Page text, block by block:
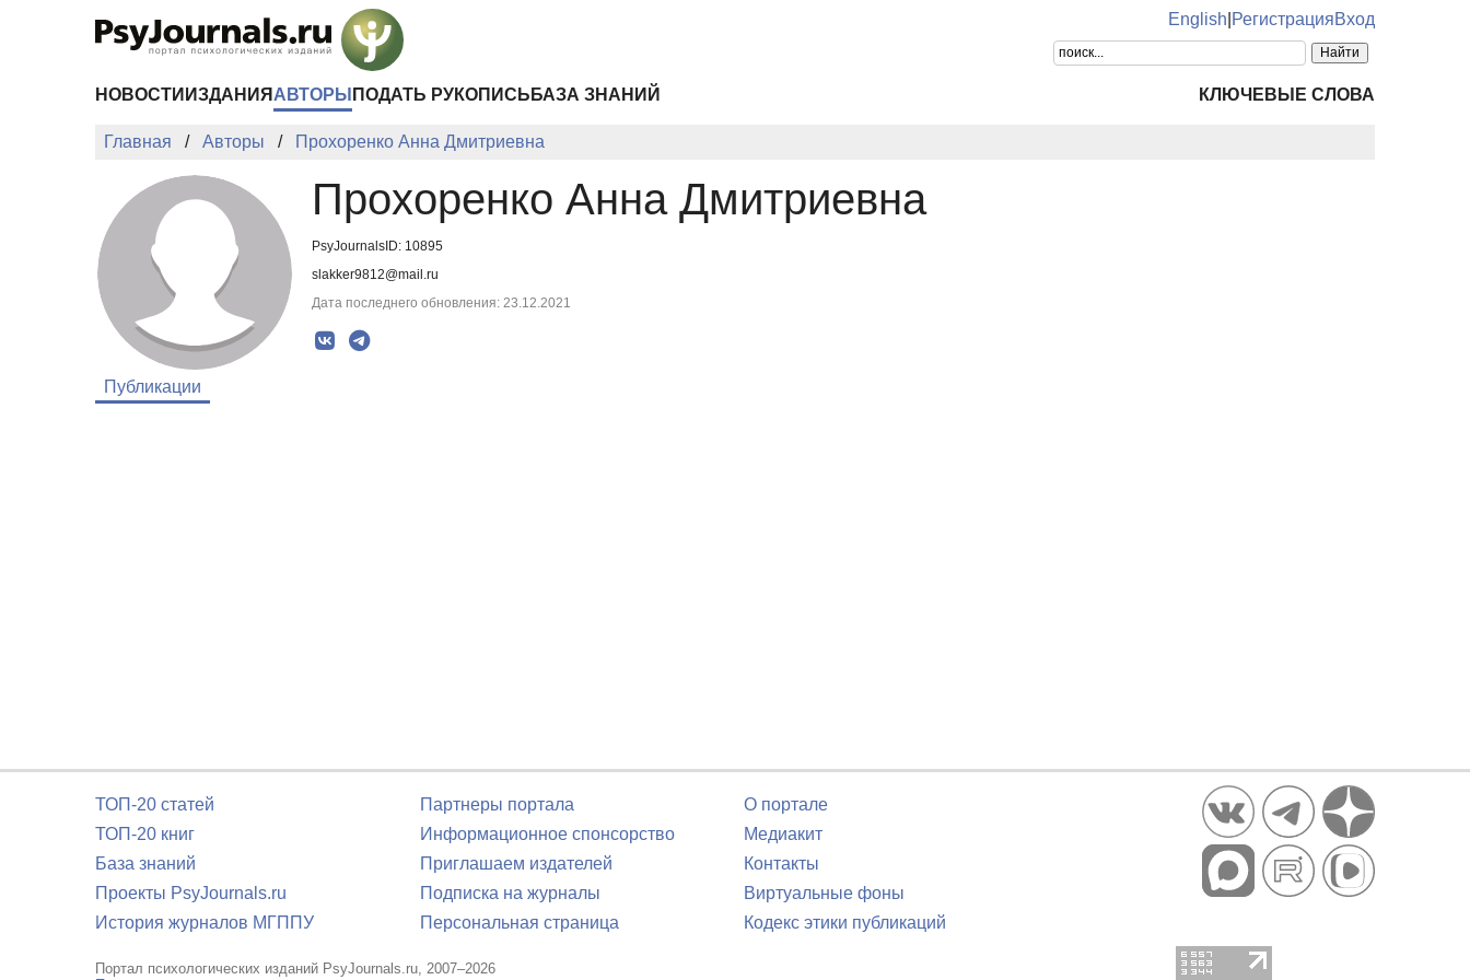
English РегистрацияВход
НОВОСТИ ИЗДАНИЯ АВТОРЫ ПОДАТЬ РУКОПИСЬ БАЗА ЗНАНИЙ КЛЮЧЕВЫЕ СЛОВА
Главная Авторы Прохоренко Анна Дмитриевна
Прохоренко Анна Дмитриевна
PsyJournalsID: 10895
slakker9812@mail.ru
Дата последнего обновления: 23.12.2021
Публикации
ТОП-20 статей
ТОП-20 книг
База знаний
Проекты PsyJournals.ru
История журналов МГППУ
Партнеры портала
Информационное спонсорство
Приглашаем издателей
Подписка на журналы
Персональная страница
О портале
Медиакит
Контакты
Виртуальные фоны
Кодекс этики публикаций
Портал психологических изданий PsyJournals.ru, 2007–2026